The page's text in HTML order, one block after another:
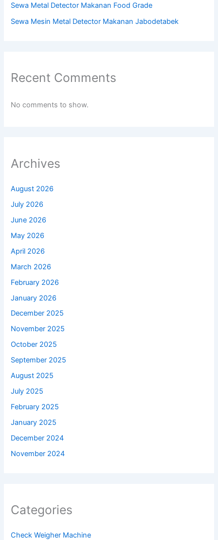
Sewa Metal Detector Makanan Food Grade
Sewa Mesin Metal Detector Makanan Jabodetabek
Recent Comments
No comments to show.
Archives
August 2026
July 2026
June 2026
May 2026
April 2026
March 2026
February 2026
January 2026
December 2025
November 2025
October 2025
September 2025
August 2025
July 2025
February 2025
January 2025
December 2024
November 2024
Categories
Check Weigher Machine